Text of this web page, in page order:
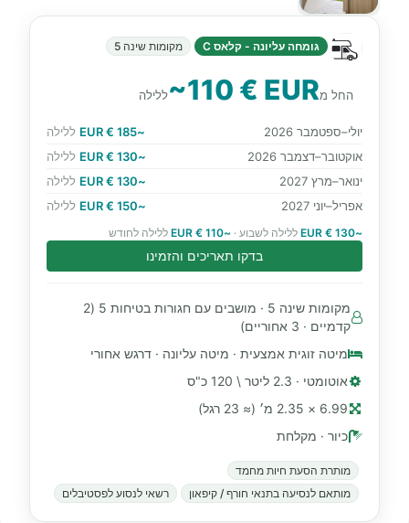
גומחה עליונה - קלאס C מקומות שינה 5
החל מ~110 € EURללילה
יולי–ספטמבר 2026 ~185 € EUR
ללילה
אוקטובר–דצמבר 2026
~130 € EUR
ללילה
ינואר–מרץ 2027
~130 € EUR
ללילה
אפריל–יוני 2027
~150 € EUR ללילה
~130 € EUR ללילה לשבוע · ~110 € EUR ללילה לחודש
בדקו תאריכים והזמינו
מקומות שינה 5 · מושבים עם חגורות בטיחות 5 (2
קדמיים · 3 אחוריים)
מיטה זוגית אמצעית · מיטה עליונה · דרגש אחורי
אוטומטי · 2.3 ליטר \ 120 כ"ס
6.99 × 2.35 מ׳ (≈ 23 רגל)
כיור · מקלחת
מותרת הסעת חיות מחמד
מותאם לנסיעה בתנאי חורף / קיפאון
רשאי לנסוע לפסטיבלים